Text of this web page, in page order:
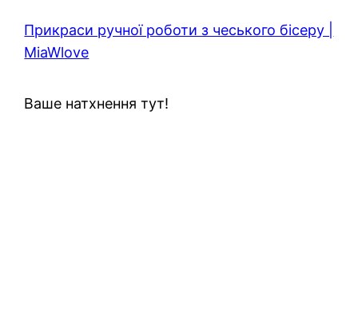
Прикраси ручної роботи з чеського бісеру |
MiaWlove
Ваше натхнення тут!